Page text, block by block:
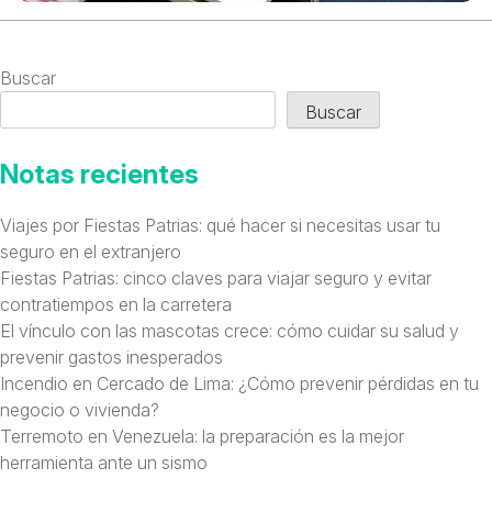
Buscar
Buscar
Notas recientes
Viajes por Fiestas Patrias: qué hacer si necesitas usar tu
seguro en el extranjero
Fiestas Patrias: cinco claves para viajar seguro y evitar
contratiempos en la carretera
El vínculo con las mascotas crece: cómo cuidar su salud y
prevenir gastos inesperados
Incendio en Cercado de Lima: ¿Cómo prevenir pérdidas en tu
negocio o vivienda?
Terremoto en Venezuela: la preparación es la mejor
herramienta ante un sismo